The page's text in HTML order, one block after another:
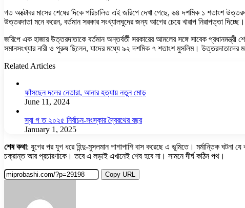
গত অক্টোবর মাসের শেষের দিকে পরিচালিত এই জরিপে দেখা গেছে, ৬৪ দশমিক ১ শতাংশ
উত্তরদাতা মনে করেন, বর্তমান সরকার সংখ্যালঘুদের জন্য আগের চেয়ে খারাপ নিরাপত্তা
জরিপে এক হাজার উত্তরদাতাকে বর্তমান অন্তর্বর্তী সরকারের আমলের সঙ্গে সাবেক
সমানসংখ্যার নারী ও পুরুষ ছিলেন, যাদের মধ্যে ৯২ দশমিক ৭ শতাংশ মুসলিম।
Related Articles
ফাঁসছেন দলের নেতারা, আনার হত্যায় নতুন মোড়
June 11, 2024
স্বা গ ত ২০২৫ নির্বাচন-সংস্কার দ্বৈরথের বছর
January 1, 2025
শেষ কথা: যুগের পর যুগ ধরে হিন্দু-মুসলমান পাশাপাশি বাস করেছে এ ভূমিতে। মর্মান্তিক
চক্রান্ত আর প্রচারণাকে। তবে এ লড়াই এখানেই শেষ হবে না। সামনে দীর্ঘ কঠিন পথ।
Copy URL